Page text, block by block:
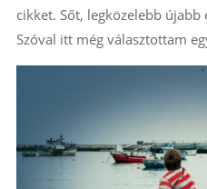
cikket. Sőt, legközelebb
Szóval itt még választottam